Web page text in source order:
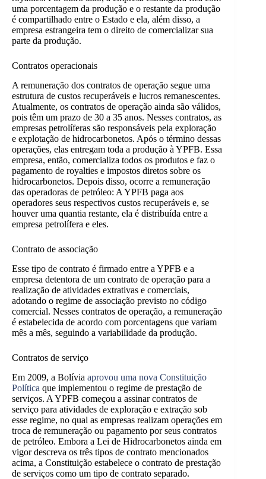
uma porcentagem da produção e o restante da produção
é compartilhado entre o Estado e ela, além disso, a
empresa estrangeira tem o direito de comercializar sua
parte da produção.
Contratos operacionais
A remuneração dos contratos de operação segue uma
estrutura de custos recuperáveis e lucros remanescentes.
Atualmente, os contratos de operação ainda são válidos,
pois têm um prazo de 30 a 35 anos. Nesses contratos, as
empresas petrolíferas são responsáveis pela exploração
e explotação de hidrocarbonetos. Após o término dessas
operações, elas entregam toda a produção à YPFB. Essa
empresa, então, comercializa todos os produtos e faz o
pagamento de royalties e impostos diretos sobre os
hidrocarbonetos. Depois disso, ocorre a remuneração
das operadoras de petróleo: A YPFB paga aos
operadores seus respectivos custos recuperáveis e, se
houver uma quantia restante, ela é distribuída entre a
empresa petrolífera e eles.
Contrato de associação
Esse tipo de contrato é firmado entre a YPFB e a
empresa detentora de um contrato de operação para a
realização de atividades extrativas e comerciais,
adotando o regime de associação previsto no código
comercial. Nesses contratos de operação, a remuneração
é estabelecida de acordo com porcentagens que variam
mês a mês, seguindo a variabilidade da produção.
Contratos de serviço
Em 2009, a Bolívia aprovou uma nova Constituição
Política que implementou o regime de prestação de
serviços. A YPFB começou a assinar contratos de
serviço para atividades de exploração e extração sob
esse regime, no qual as empresas realizam operações em
troca de remuneração ou pagamento por seus contratos
de petróleo. Embora a Lei de Hidrocarbonetos ainda em
vigor descreva os três tipos de contrato mencionados
acima, a Constituição estabelece o contrato de prestação
de serviços como um tipo de contrato separado.